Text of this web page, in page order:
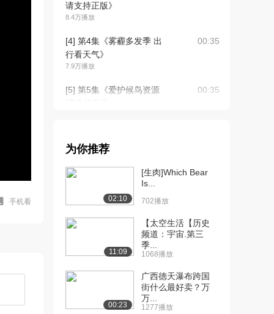
手机看
请支持正版》
8.4万播放
[4] 第4集《雾霾多发季 出
行看天气》
7.9万播放
00:35
[5] 第5集《爱护候鸟资源
00:35
不带烟花爆竹...
[7] 第7集《尊重知识产
权，大家远离盗版...
[8] 第8集《尊重知识产权
请勿经营盗版...
00:35
[9] 第9集《雾霾不用怕，
室内防霾讲方法...
6.8万播放
00:35
为你推荐
02:10
[生肉]Which Bear
Is...
702播放
11:09
【太空生活【历史
频道：宇宙.第三
季...
1068播放
00:23
广西德天瀑布跨国
街什么最好卖？万
万...
1277播放